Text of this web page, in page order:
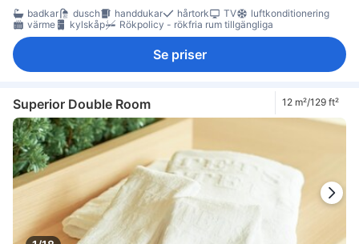
badkar
dusch handdukar hårtork TV
luftkonditionering
värme
kylskåp Rökpolicy - rökfria rum tillgängliga
Se priser
Superior Double Room 12 m²/129 ft²